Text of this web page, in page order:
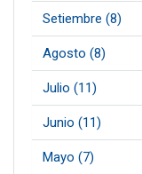
Setiembre (8)
Agosto (8)
Julio (11)
Junio (11)
Mayo (7)